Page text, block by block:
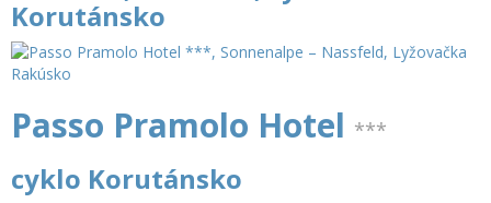
Korutánsko
Passo Pramolo Hotel ***
cyklo Korutánsko